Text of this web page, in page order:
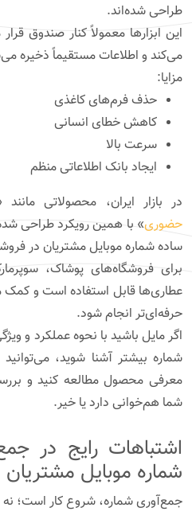
طراحی شده‌اند.
این ابزارها معمولاً کنار صندوق
می‌کند و اطلاعات مستقیماً ذخیره
مزایا:
حذف فرم‌های کاغذی
کاهش خطای انسانی
سرعت بالا
ایجاد بانک اطلاعاتی منظم
در بازار ایران، محصولاتی مانند
حضوری» با همین رویکرد طراحی
ساده شماره موبایل مشتریان در
برای فروشگاه‌های پوشاک،
عطاری‌ها قابل استفاده است و کمک
حرفه‌ای‌تر انجام شود.
اگر مایل باشید با نحوه عملکرد و
شماره بیشتر آشنا شوید،
معرفی محصول مطالعه کنید و
شما هم‌خوانی دارد یا خیر.
اشتباهات رایج در
شماره موبایل مشتریان
جمع‌آوری شماره، شروع کار است؛ نه